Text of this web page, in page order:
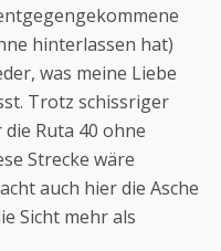
hinterlassen hat)
was meine Liebe
Trotz schissriger
Ruta 40 ohne
Strecke wäre
auch hier die Asche
Sicht mehr als